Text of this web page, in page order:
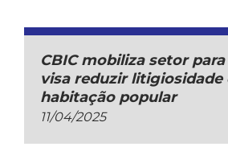
CBIC mobiliza setor
visa reduzir litigiosidade
habitação popular
11/04/2025